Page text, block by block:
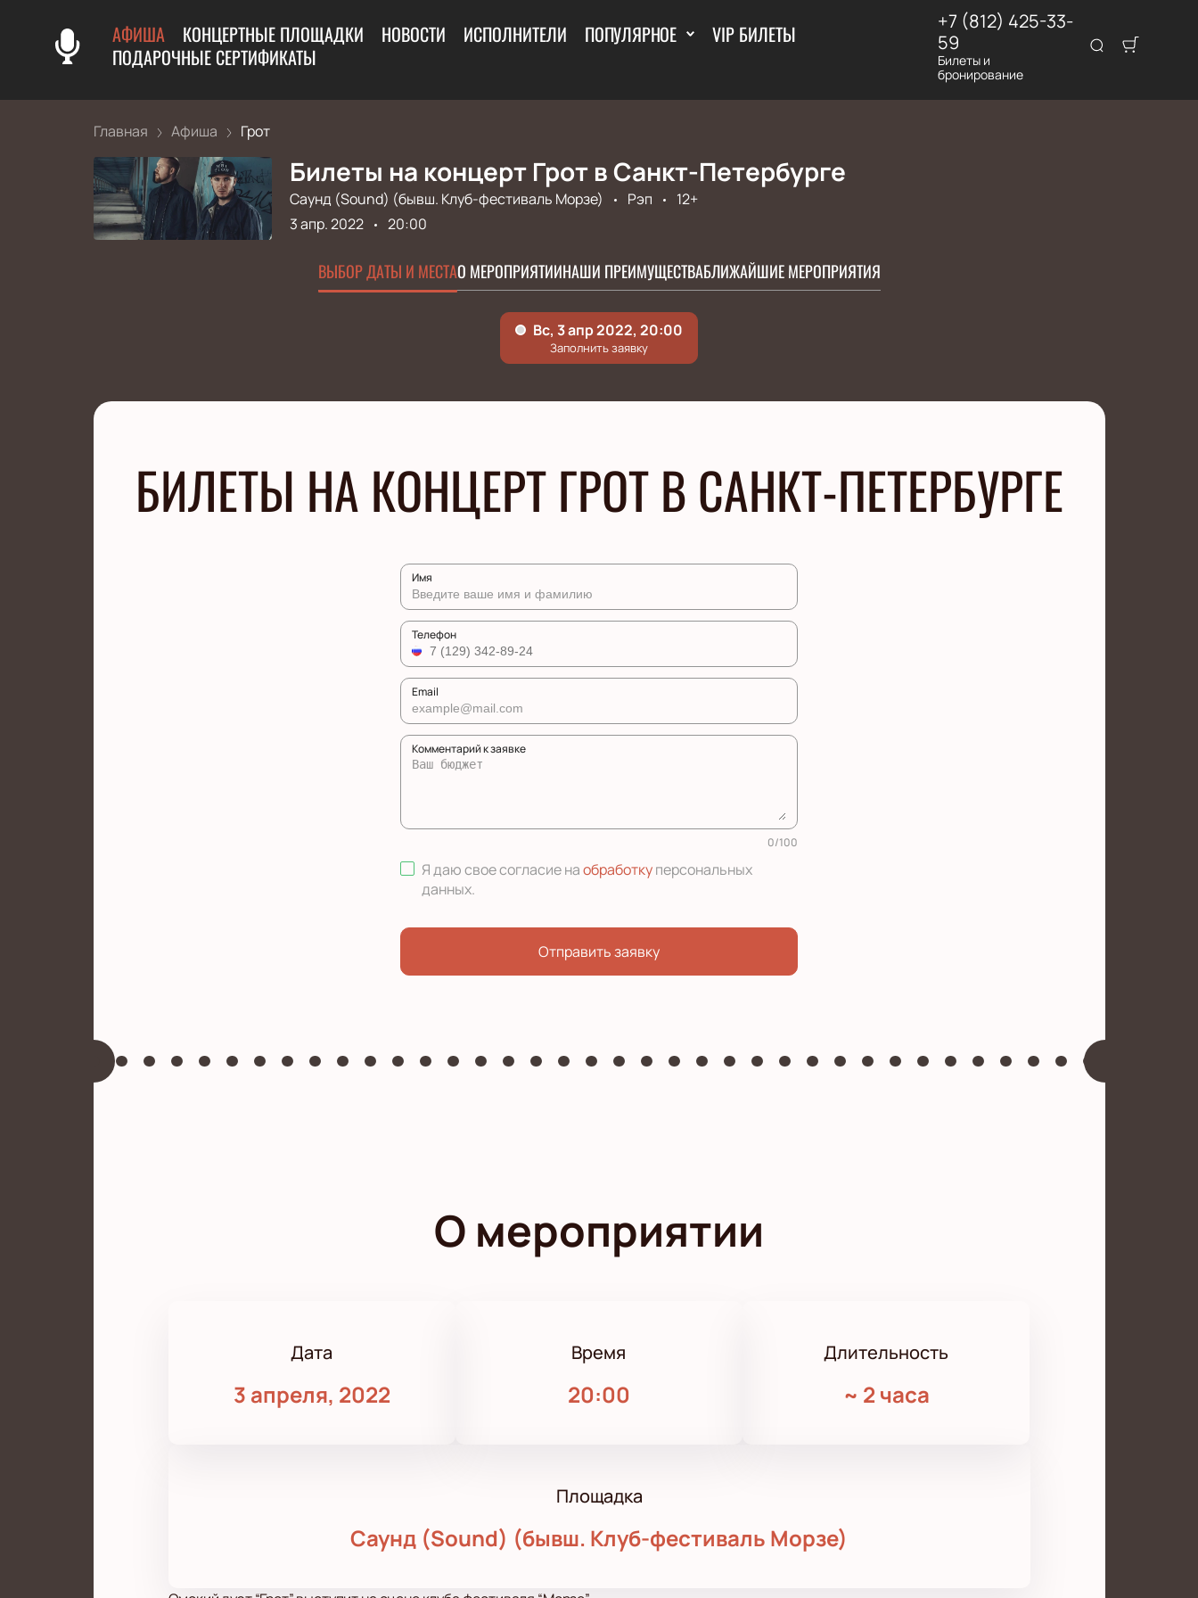
АФИША КОНЦЕРТНЫЕ ПЛОЩАДКИ НОВОСТИ ИСПОЛНИТЕЛИ ПОПУЛЯРНОЕ
VIP БИЛЕТЫ
ПОДАРОЧНЫЕ СЕРТИФИКАТЫ
+7 (812) 425-33-
59
Билеты и
бронирование
Главная Афиша Грот
Билеты на концерт Грот в Санкт-Петербурге
Саунд (Sound) (бывш. Клуб-фестиваль Морзе) Рэп
12+
3 апр. 2022
20:00
ВЫБОР ДАТЫ И МЕСТАО МЕРОПРИЯТИИНАШИ ПРЕИМУЩЕСТВАБЛИЖАЙШИЕ МЕРОПРИЯТИЯ
БИЛЕТЫ НА КОНЦЕРТ ГРОТ В САНКТ-ПЕТЕРБУРГЕ
Имя
Телефон
Email
Комментарий к заявке
0/100
Я даю свое согласие наобработкуперсональных
данных.
Отправить заявку
О мероприятии
Дата
3 апреля, 2022
Время
20:00
Длительность
~ 2 часа
Площадка
Саунд (Sound) (бывш. Клуб-фестиваль Морзе)